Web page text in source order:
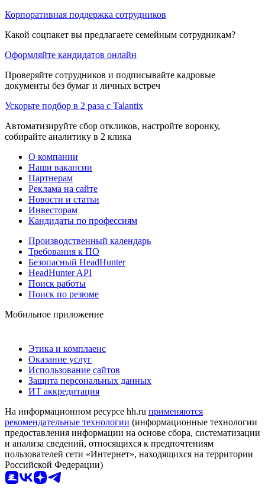
Корпоративная поддержка сотрудников
Какой соцпакет вы предлагаете семейным сотрудникам?
Оформляйте кандидатов онлайн
Проверяйте сотрудников и подписывайте кадровые
документы без бумаг и личных встреч
Ускорьте подбор в 2 раза с Talantix
Автоматизируйте сбор откликов, настройте воронку,
собирайте аналитику в 2 клика
О компании
Наши вакансии
Партнерам
Реклама на сайте
Новости и статьи
Инвесторам
Кандидаты по профессиям
Производственный календарь
Требования к ПО
Безопасный HeadHunter
HeadHunter API
Поиск работы
Поиск по резюме
Мобильное приложение
Этика и комплаенс
Оказание услуг
Использование сайтов
Защита персональных данных
ИТ аккредитация
На информационном ресурсе hh.ru применяются
рекомендательные технологии (информационные технологии
предоставления информации на основе сбора, систематизации
и анализа сведений, относящихся к предпочтениям
пользователей сети «Интернет», находящихся на территории
Российской Федерации)